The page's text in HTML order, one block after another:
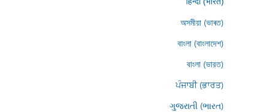
অসমীয়া (ভাৰত)
বাংলা (বাংলাদেশ)
বাংলা (ভারত)
ਪੰਜਾਬੀ (ਭਾਰਤ)
ગુજરાતી (ભારત)